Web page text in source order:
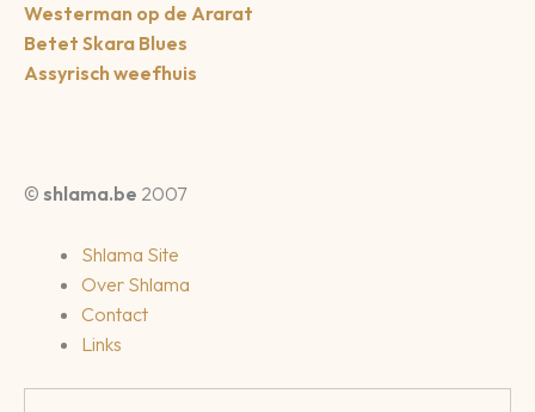
Westerman op de Ararat
Betet Skara Blues
Assyrisch weefhuis
© shlama.be 2007
Shlama Site
Over Shlama
Contact
Links